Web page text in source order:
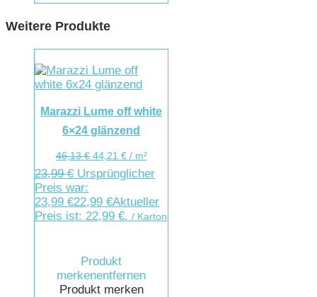
Weitere Produkte
Marazzi Lume off white
6×24 glänzend
46,13€ 44,21 €/ m²
23,99€ Ursprünglicher
Preis war:
23,99 €22,99 €Aktueller
Preis ist: 22,99 €. / Karton
Produkt
merkenentfernen
Produkt merken